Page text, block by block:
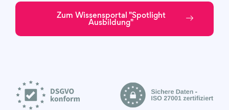
Zum Wissensportal "Spotlight
Ausbildung"